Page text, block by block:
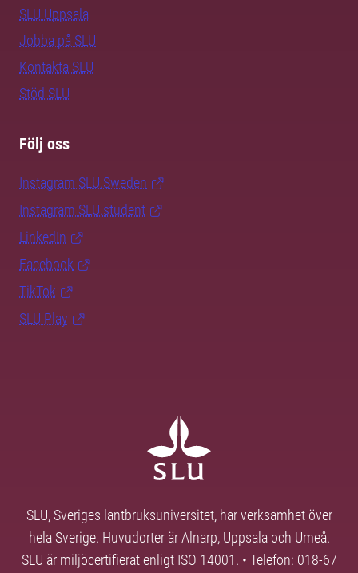
SLU Uppsala
Jobba på SLU
Kontakta SLU
Stöd SLU
Följ oss
Instagram SLU.Sweden
Instagram SLU.student
LinkedIn
Facebook
TikTok
SLU Play
SLU, Sveriges lantbruksuniversitet, har verksamhet över
hela Sverige. Huvudorter är Alnarp, Uppsala och Umeå.
SLU är miljöcertifierat enligt ISO 14001. • Telefon: 018-67